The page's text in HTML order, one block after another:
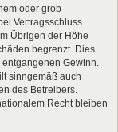
oder grob
Vertragsschluss
Übrigen der Höhe
begrenzt. Dies
Gewinn.
sinngemäß auch
des Betreibers.
Recht bleiben